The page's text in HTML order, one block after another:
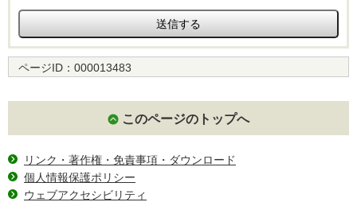
ページID： 000013483
このページのトップへ
リンク・著作権・免責事項・ダウンロード
個人情報保護ポリシー
ウェブアクセシビリティ